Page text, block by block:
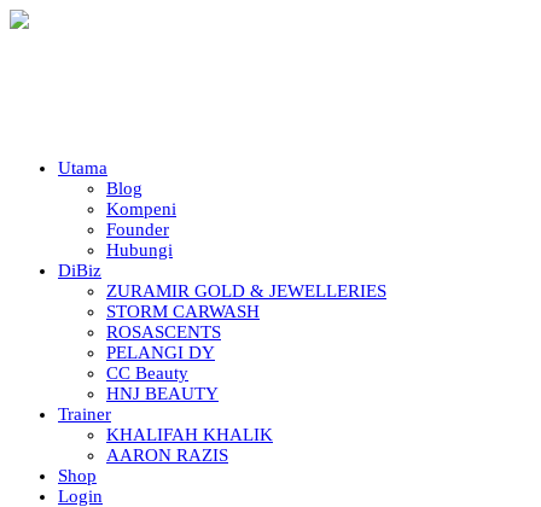
Utama
Blog
Kompeni
Founder
Hubungi
DiBiz
ZURAMIR GOLD & JEWELLERIES
STORM CARWASH
ROSASCENTS
PELANGI DY
CC Beauty
HNJ BEAUTY
Trainer
KHALIFAH KHALIK
AARON RAZIS
Shop
Login